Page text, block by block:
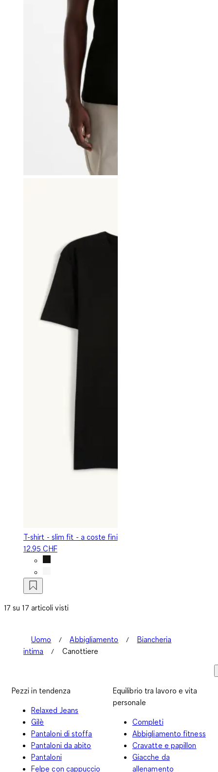
T-shirt - slim fit - a coste fini
12.95 CHF
17 su 17 articoli visti
Uomo Abbigliamento
Biancheria
intima
Canottiere
Pezzi in tendenza
Relaxed Jeans
Gilè
Pantaloni di stoffa
Pantaloni da abito
Pantaloni
Felpe con cappuccio
Equilibrio tra lavoro e vita
personale
Completi
Abbigliamento fitness
Cravatte e papillon
Giacche da
allenamento